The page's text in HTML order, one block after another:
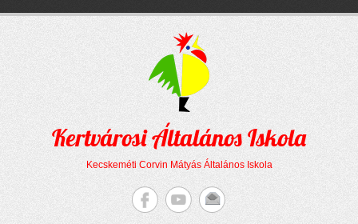
Kertvárosi Általános Iskola
Kecskeméti Corvin Mátyás Általános Iskola